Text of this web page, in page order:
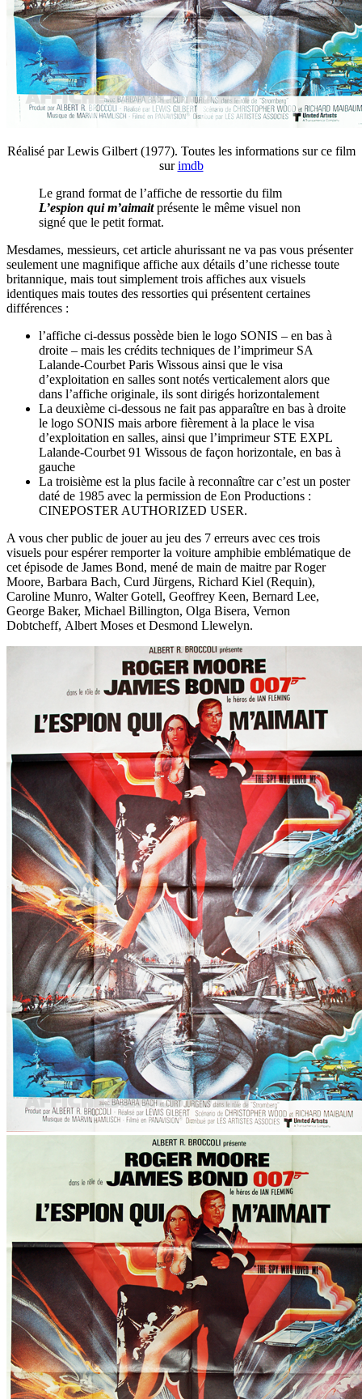
Réalisé par Lewis Gilbert (1977). Toutes les informations sur ce film
surimdb
Le grand format de l’affiche de ressortie du film
L’espion qui m’aimaitprésente le même visuel non
signé que le petit format.
Mesdames, messieurs, cet article ahurissant ne va pas vous présenter
seulement une magnifique affiche aux détails d’une richesse toute
britannique, mais tout simplement trois affiches aux visuels
identiques mais toutes des ressorties qui présentent certaines
différences :
l’affiche ci-dessus possède bien le logo SONIS – en bas à
droite – mais les crédits techniques de l’imprimeur SA
Lalande-Courbet Paris Wissous ainsi que le visa
d’exploitation en salles sont notés verticalement alors que
dans l’affiche originale, ils sont dirigés horizontalement
La deuxième ci-dessous ne fait pas apparaître en bas à droite
le logo SONIS mais arbore fièrement à la place le visa
d’exploitation en salles, ainsi que l’imprimeur STE EXPL
Lalande-Courbet 91 Wissous de façon horizontale, en bas à
gauche
La troisième est la plus facile à reconnaître car c’est un poster
daté de 1985 avec la permission de Eon Productions :
CINEPOSTER AUTHORIZED USER.
A vous cher public de jouer au jeu des 7 erreurs avec ces trois
visuels pour espérer remporter la voiture amphibie emblématique de
cet épisode de James Bond, mené de main de maitre par Roger
Moore, Barbara Bach, Curd Jürgens, Richard Kiel (Requin),
Caroline Munro, Walter Gotell, Geoffrey Keen, Bernard Lee,
George Baker, Michael Billington, Olga Bisera, Vernon
Dobtcheff, Albert Moses et Desmond Llewelyn.